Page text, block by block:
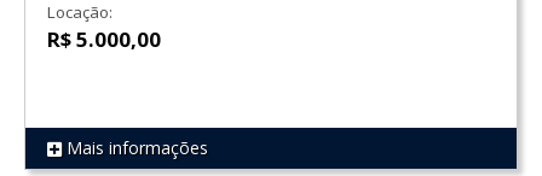
REF 662
Locação:
R$ 5.000,00
Mais informações